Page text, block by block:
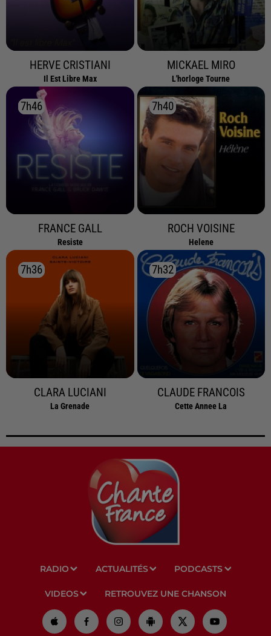
HERVE CRISTIANI
Il Est Libre Max
MICKAEL MIRO
L'horloge Tourne
7h46
7h46
FRANCE GALL
Resiste
7h40
7h40
ROCH VOISINE
Helene
7h36
7h36
CLARA LUCIANI
La Grenade
7h32
7h32
CLAUDE FRANCOIS
Cette Annee La
RADIO ACTUALITÉS PODCASTS
VIDEOS RETROUVEZ UNE CHANSON